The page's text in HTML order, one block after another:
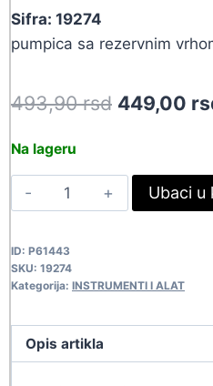
Sifra: 19274
pumpica sa rezervnim
493,90rsd Original
493,90
449,00
Na lageru
PUMPICA
DP-
19274
quantity
Ubaci u
ID: P61443
SKU: 19274
Kategorija: INSTRUMENTI I ALAT
Opis artikla